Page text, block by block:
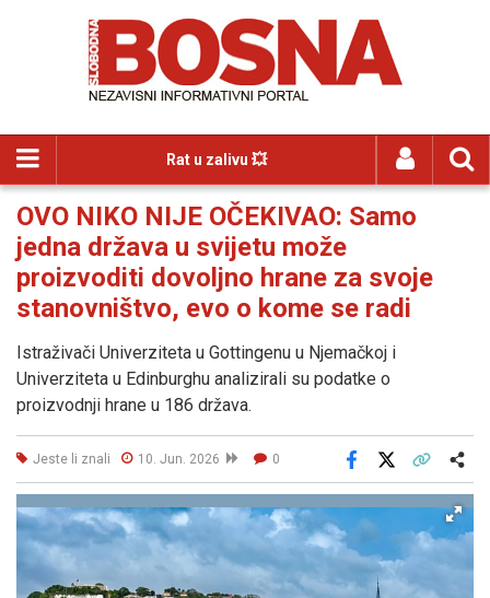
Rat u zalivu 💥
OVO NIKO NIJE OČEKIVAO: Samo
jedna država u svijetu može
proizvoditi dovoljno hrane za svoje
stanovništvo, evo o kome se radi
Istraživači Univerziteta u Gottingenu u Njemačkoj i
Univerziteta u Edinburghu analizirali su podatke o
proizvodnji hrane u 186 država.
Jeste li znali 10. Jun. 2026 0
Facebook